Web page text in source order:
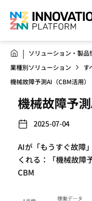
ソリューション・製品
業種別ソリューション
す
機械故障予測AI（CBM活用）
機械故障予測
2025-07-04
AIが「もうすぐ故障
くれる：「機械故障
CBM